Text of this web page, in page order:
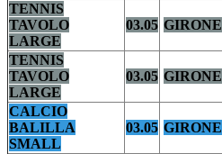
TENNIS
TAVOLO
LARGE
03.05 GIRONE
TENNIS
TAVOLO
LARGE
03.05 GIRONE
CALCIO
BALILLA
SMALL
03.05 GIRONE